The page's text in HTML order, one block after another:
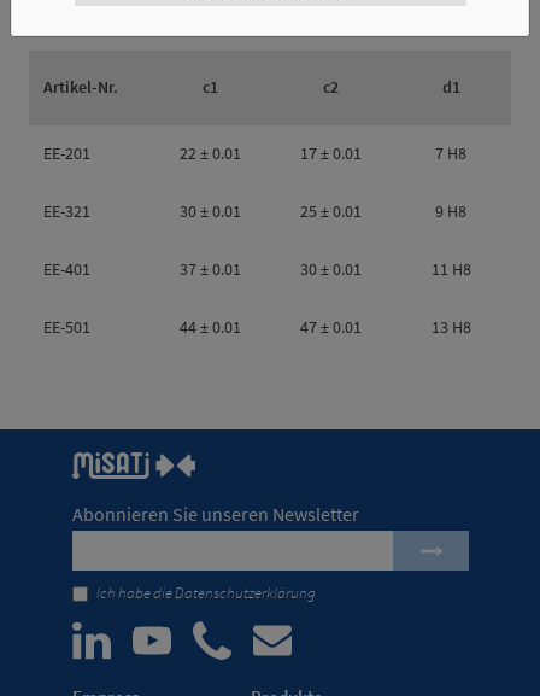
Artikel-Nr. c1 c2 d1
EE-201 22 ± 0.01 17 ± 0.01 7 H8
EE-321 30 ± 0.01 25 ± 0.01 9 H8
EE-401 37 ± 0.01 30 ± 0.01 11 H8
EE-501 44 ± 0.01 47 ± 0.01 13 H8
Abonnieren Sie unseren Newsletter
Ich habe dieDatenschutzerklärung